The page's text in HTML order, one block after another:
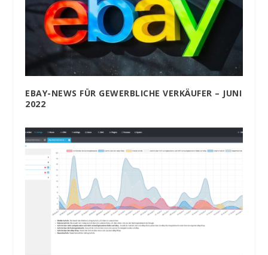
EBAY-NEWS FÜR GEWERBLICHE VERKÄUFER – JUNI
2022